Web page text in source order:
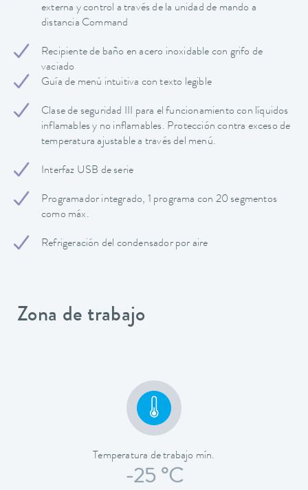
externa y control a través de la unidad de mando a
distancia Command
Recipiente de baño en acero inoxidable con grifo de
vaciado
Guía de menú intuitiva con texto legible
Clase de seguridad III para el funcionamiento con líquidos
inflamables y no inflamables. Protección contra exceso de
temperatura ajustable a través del menú.
Interfaz USB de serie
Programador integrado, 1 programa con 20 segmentos
como máx.
Refrigeración del condensador por aire
Zona de trabajo
Temperatura de trabajo mín.
-25 °C